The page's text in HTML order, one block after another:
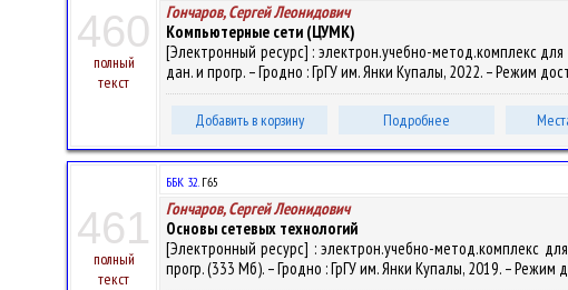
460
полный
текст
Гончаров, Сергей Леонидович
Компьютерные сети (ЦУМК)
[Электронный ресурс] : электрон.учебно-метод.комплекс
дан. и прогр. – Гродно : ГрГУ им. Янки Купалы, 2022. – Режим
Добавить в корзину Подробнее
461
полный
текст
ББК 32.Г65
Гончаров, Сергей Леонидович
Основы сетевых технологий
[Электронный ресурс] : электрон.учебно-метод.комплекс
прогр. (333 Мб). – Гродно : ГрГУ им. Янки Купалы, 2019. –